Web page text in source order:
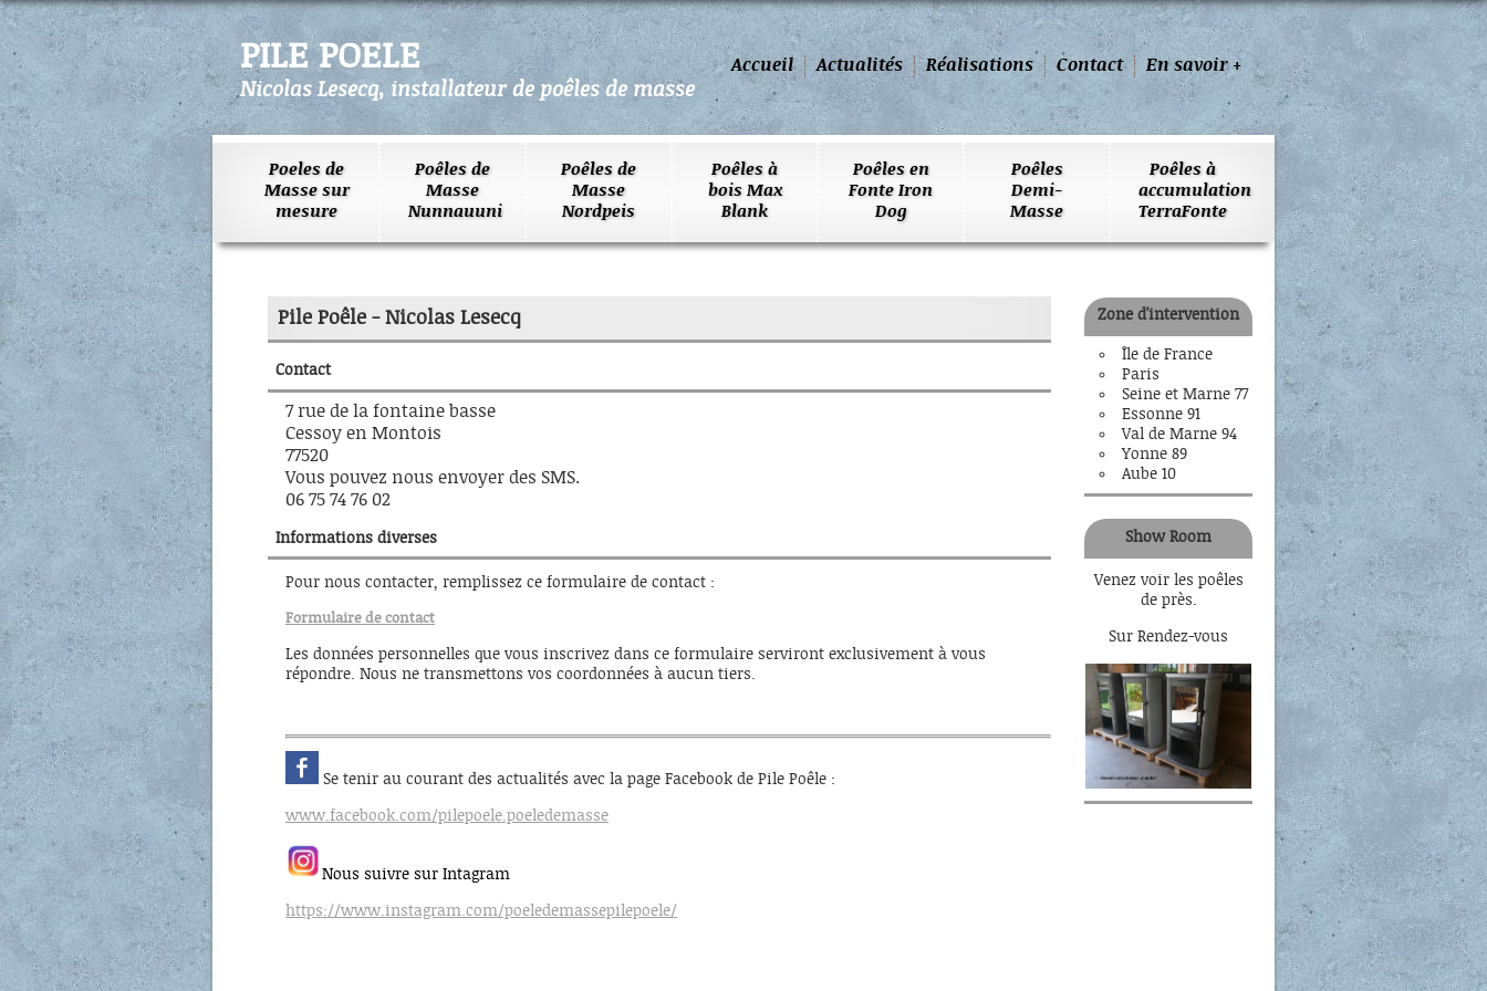
PILE POELE
Nicolas Lesecq, installateur de poêles de masse
En savoir +
Contact
Réalisations
Actualités
Accueil
Poeles de
Masse sur
mesure
Poêles de
Masse
Nunnauuni
Poêles de
Masse
Nordpeis
Poêles à
bois Max
Blank
Poêles en
Fonte Iron
Dog
Poêles
Demi-
Masse
Poêles à
accumulation
TerraFonte
Pile Poêle - Nicolas Lesecq
Contact
7 rue de la fontaine basse
Cessoy en Montois
77520
Vous pouvez nous envoyer des SMS.
06 75 74 76 02
Informations diverses
Pour nous contacter, remplissez ce formulaire de contact :
Formulaire de contact
Les données personnelles que vous inscrivez dans ce formulaire serviront exclusivement à vous
répondre. Nous ne transmettons vos coordonnées à aucun tiers.
Se tenir au courant des actualités avec la page Facebook de Pile Poêle :
www.facebook.com/pilepoele.poeledemasse
Nous suivre sur Intagram
https://www.instagram.com/poeledemassepilepoele/
Zone d'intervention
Île de France
Paris
Seine et Marne 77
Essonne 91
Val de Marne 94
Yonne 89
Aube 10
Show Room
Venez voir les poêles
de près.
Sur Rendez-vous